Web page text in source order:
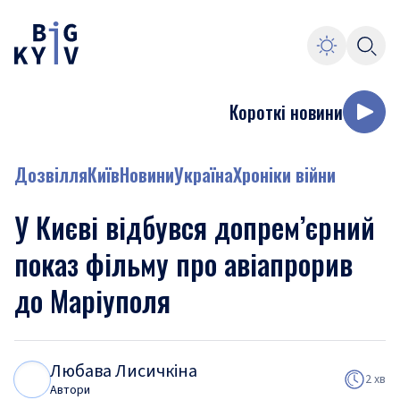
Короткі новини
ДозвілляКиївНовиниУкраїнаХроніки війни
У Києві відбувся допрем’єрний
показ фільму про авіапрорив
до Маріуполя
Любава Лисичкіна
Автори
2 хв